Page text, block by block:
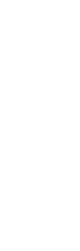
de uno
permite a las
cargas de